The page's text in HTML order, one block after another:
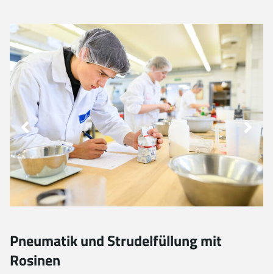
Pneumatik und Strudelfüllung mit
Rosinen